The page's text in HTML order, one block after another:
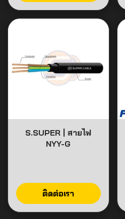
S.SUPER | สายไฟ
NYY-G
ติดต่อเรา